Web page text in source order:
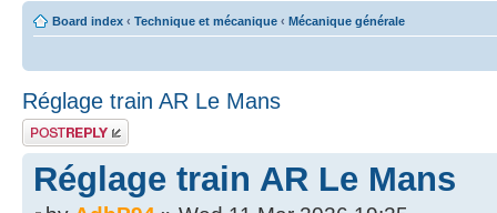
Board index ‹ Technique et mécanique ‹ Mécanique générale
Réglage train AR Le Mans
Post a reply
Réglage train AR Le Mans